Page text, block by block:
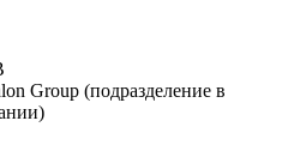
Group (подразделение в